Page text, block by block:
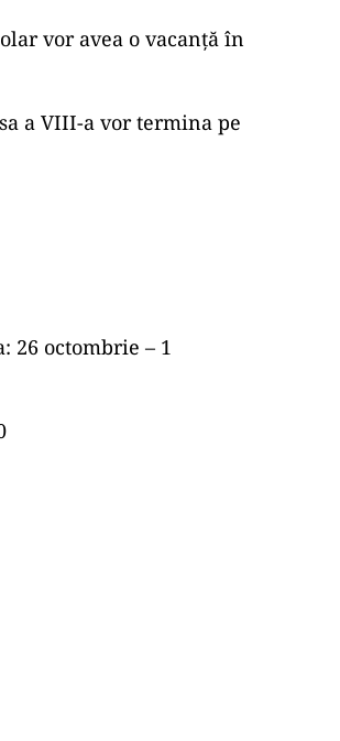
vor avea o vacanță în
a VIII-a vor termina pe
26 octombrie – 1